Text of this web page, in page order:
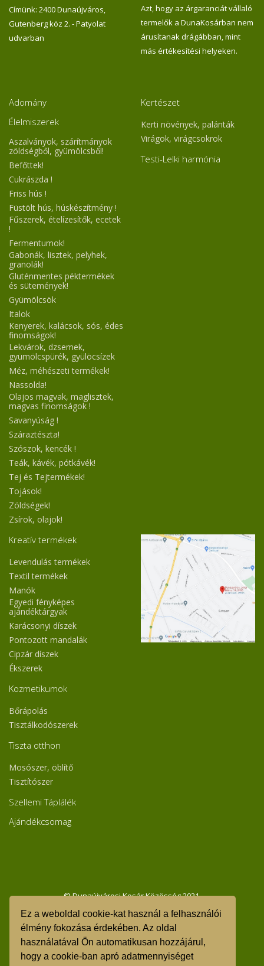
Ez a weboldal cookie-kat használ a felhasználói
élmény fokozása érdekében. Az oldal
használatával Ön automatikusan hozzájárul,
hogy a cookie-ban apró adatmennyiséget
Címünk: 2400 Dunaújváros,
Gutenberg köz 2. - Patyolat
udvarban
Azt, hogy az árgaranciát vállaló
termelők a DunaKosárban nem
árusítanak drágábban, mint
más értékesítési helyeken.
Adomány
Élelmiszerek
Aszalványok, szárítmányok
zöldségből, gyümölcsből!
Befőttek!
Cukrászda !
Friss hús !
Füstölt hús, húskészítmény !
Fűszerek, ételízesítők, ecetek
!
Fermentumok!
Gabonák, lisztek, pelyhek,
granolák!
Gluténmentes péktermékek
és sütemények!
Gyümölcsök
Italok
Kenyerek, kalácsok, sós, édes
finomságok!
Lekvárok, dzsemek,
gyümölcspürék, gyülöcsízek
Méz, méhészeti termékek!
Nassolda!
Olajos magvak, maglisztek,
magvas finomságok !
Savanyúság !
Száraztészta!
Szószok, kencék !
Teák, kávék, pótkávék!
Tej és Tejtermékek!
Tojások!
Zöldségek!
Zsírok, olajok!
Kertészet
Kerti növények, palánták
Virágok, virágcsokrok
Testi-Lelki harmónia
Kreatív termékek
Levendulás termékek
Textil termékek
Manók
Egyedi fényképes
ajándéktárgyak
Karácsonyi díszek
Pontozott mandalák
Cipzár díszek
Ékszerek
Kozmetikumok
Bőrápolás
Tisztálkodószerek
Tiszta otthon
Mosószer, öblítő
Tisztítószer
Szellemi Táplálék
Ajándékcsomag
© Dunaújvárosi Kosár Közösség 2021.
GDPR - Adatvédelmi tájékoztató
ÁSZF